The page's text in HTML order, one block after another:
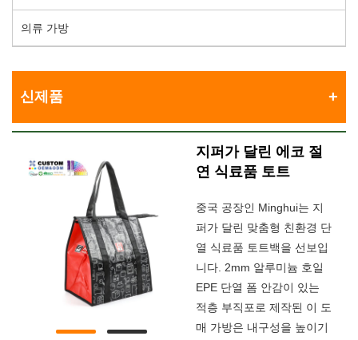
의류 가방
신제품
지퍼가 달린 에코 절
연 식료품 토트
중국 공장인 Minghui는 지
퍼가 달린 맞춤형 친환경 단
열 식료품 토트백을 선보입
니다. 2mm 알루미늄 호일
EPE 단열 폼 안감이 있는
적층 부직포로 제작된 이 도
매 가방은 내구성을 높이기